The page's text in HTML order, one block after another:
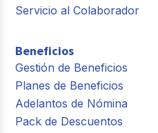
Servicio al Colaborador
Beneficios
Gestión de Beneficios
Planes de Beneficios
Adelantos de Nómina
Pack de Descuentos